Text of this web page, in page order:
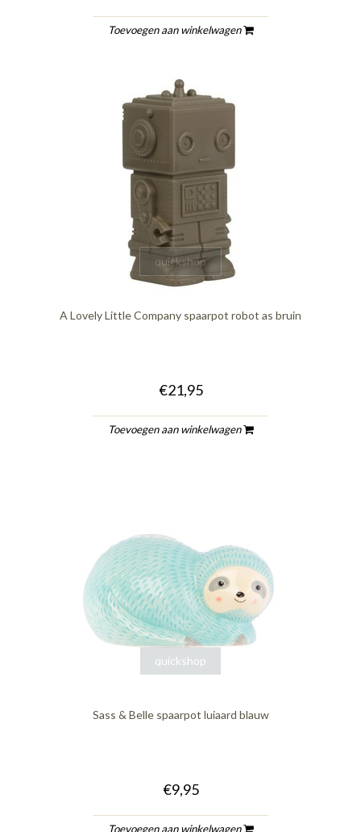
Toevoegen aan winkelwagen
quickshop
A Lovely Little Company spaarpot robot as bruin
€21,95
Toevoegen aan winkelwagen
quickshop
Sass & Belle spaarpot luiaard blauw
€9,95
Toevoegen aan winkelwagen